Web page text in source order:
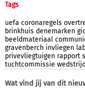
Tags
uefa coronaregels
brinkhuis denemarken
beeldmateriaal
gravenberch invliegen
privevliegtuigen rapport
tuchtcommissie
Wat vind jij van dit